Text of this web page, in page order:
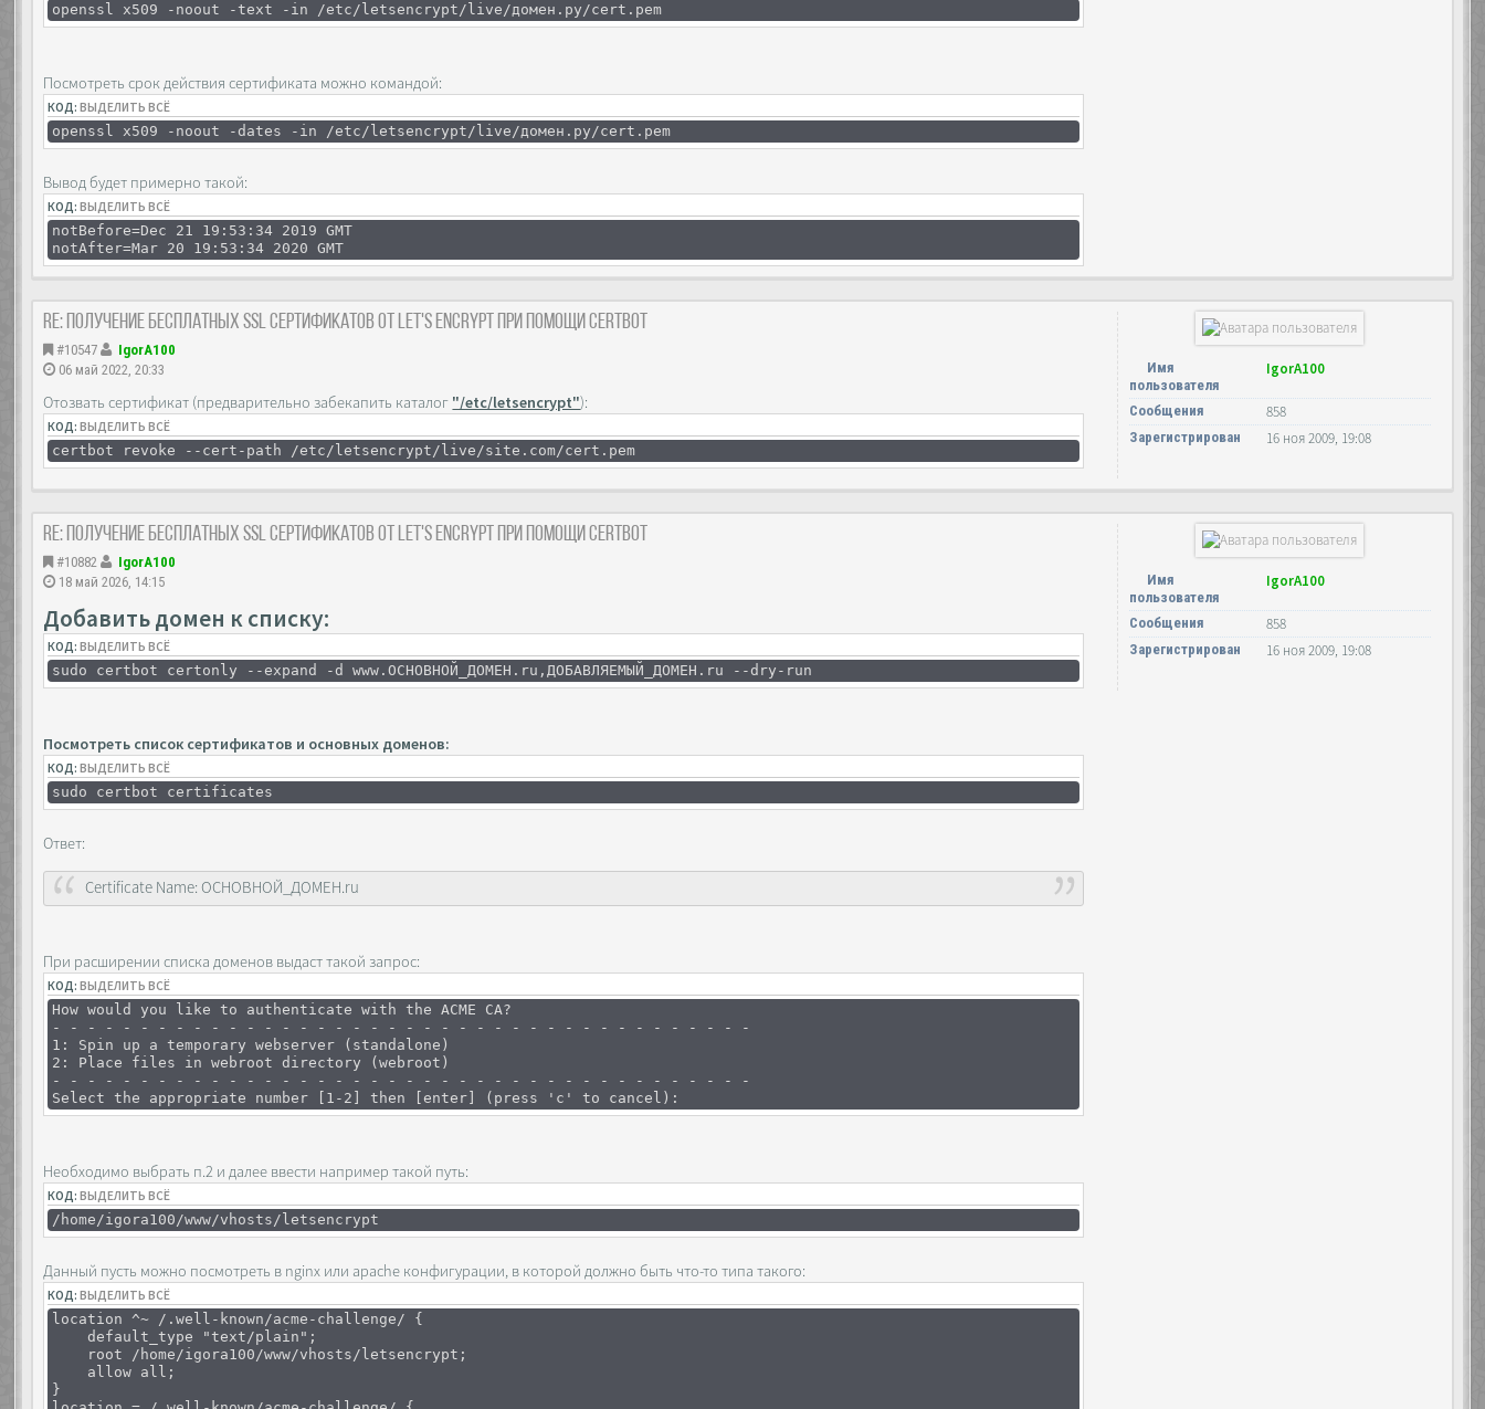
openssl x509 -noout -text -in /etc/letsencrypt/live/домен.ру/cert.pem
Посмотреть срок действия сертификата можно командой:
КОД:ВЫДЕЛИТЬ ВСЁ
openssl x509 -noout -dates -in /etc/letsencrypt/live/домен.ру/cert.pem
Вывод будет примерно такой:
КОД:ВЫДЕЛИТЬ ВСЁ
notBefore=Dec 21 19:53:34 2019 GMT
notAfter=Mar 20 19:53:34 2020 GMT
Re: Получение бесплатных SSL сертификатов от Let's Encrypt при помощи Certbot
#10547
IgorA100
06 май 2022, 20:33
Отозвать сертификат (предварительно забекапить каталог "/etc/letsencrypt"):
КОД:ВЫДЕЛИТЬ ВСЁ
certbot revoke --cert-path /etc/letsencrypt/live/site.com/cert.pem
Имя
пользователя
IgorA100
Сообщения 858
Зарегистрирован 16 ноя 2009, 19:08
Re: Получение бесплатных SSL сертификатов от Let's Encrypt при помощи Certbot
#10882
IgorA100
18 май 2026, 14:15
Добавить домен к списку:
КОД:ВЫДЕЛИТЬ ВСЁ
sudo certbot certonly --expand -d www.ОСНОВНОЙ_ДОМЕН.ru,ДОБАВЛЯЕМЫЙ_ДОМЕН.ru --dry-run
Посмотреть список сертификатов и основных доменов:
КОД:ВЫДЕЛИТЬ ВСЁ
sudo certbot certificates
Ответ:
Certificate Name: ОСНОВНОЙ_ДОМЕН.ru
При расширении списка доменов выдаст такой запрос:
КОД:ВЫДЕЛИТЬ ВСЁ
How would you like to authenticate with the ACME CA?
- - - - - - - - - - - - - - - - - - - - - - - - - - - - - - - - - - - - - - - -
1: Spin up a temporary webserver (standalone)
2: Place files in webroot directory (webroot)
- - - - - - - - - - - - - - - - - - - - - - - - - - - - - - - - - - - - - - - -
Select the appropriate number [1-2] then [enter] (press 'c' to cancel):
Необходимо выбрать п.2 и далее ввести например такой путь:
КОД:ВЫДЕЛИТЬ ВСЁ
/home/igora100/www/vhosts/letsencrypt
Данный пусть можно посмотреть в nginx или apache конфигурации, в которой должно быть что-то типа такого:
КОД:ВЫДЕЛИТЬ ВСЁ
location ^~ /.well-known/acme-challenge/ {
default_type "text/plain";
root /home/igora100/www/vhosts/letsencrypt;
allow all;
}
Имя
пользователя
IgorA100
Сообщения 858
Зарегистрирован 16 ноя 2009, 19:08